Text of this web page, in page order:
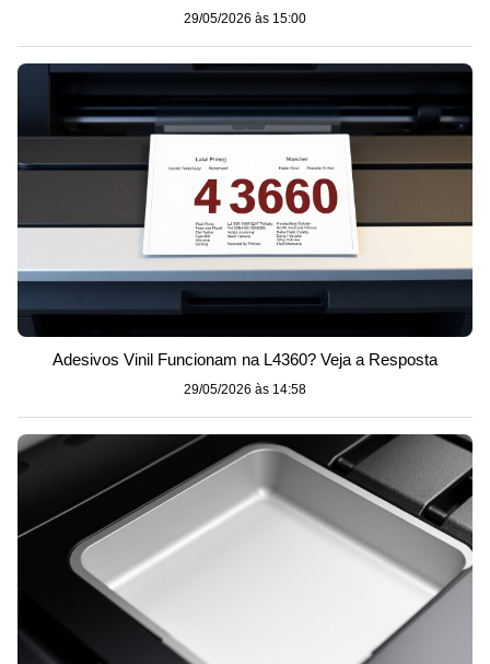
29/05/2026 às 15:00
Adesivos Vinil Funcionam na L4360? Veja a Resposta
29/05/2026 às 14:58